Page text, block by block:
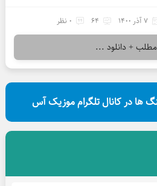
7 آذر 1400 64 0 نظر
مطلب + دانلود ...
ها در کانال تلگرام موزیک آس